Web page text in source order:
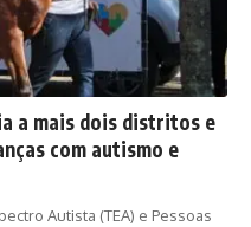
a mais dois distritos e
com autismo e
Autista (TEA) e Pessoas